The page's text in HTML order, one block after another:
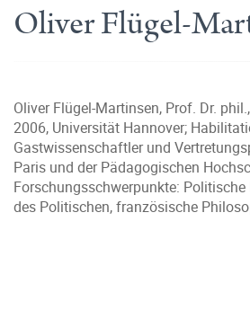
Oliver Flügel-
Oliver Flügel-Martinsen, Prof. Dr.
2006, Universität Hannover;
Gastwissenschaftler und
Paris und der Pädagogischen
Forschungsschwerpunkte:
des Politischen, französische